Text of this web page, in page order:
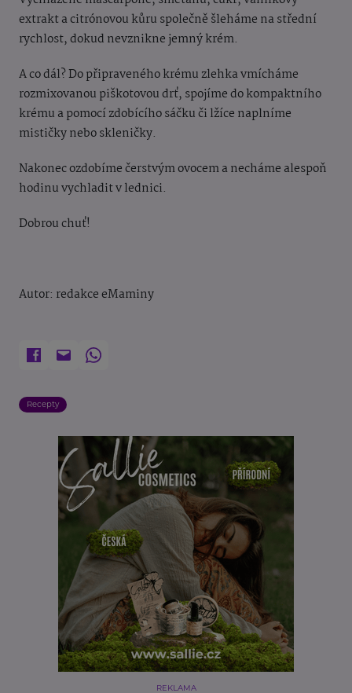
extrakt a citrónovou kůru společně šleháme na střední
rychlost, dokud nevznikne jemný krém.
A co dál? Do připraveného krému zlehka vmícháme
rozmixovanou piškotovou drť, spojíme do kompaktního
krému a pomocí zdobícího sáčku či lžíce naplníme
mističky nebo skleničky.
Nakonec ozdobíme čerstvým ovocem a necháme alespoň
hodinu vychladit v lednici.
Dobrou chuť!
Autor: redakce eMaminy
Recepty
REKLAMA